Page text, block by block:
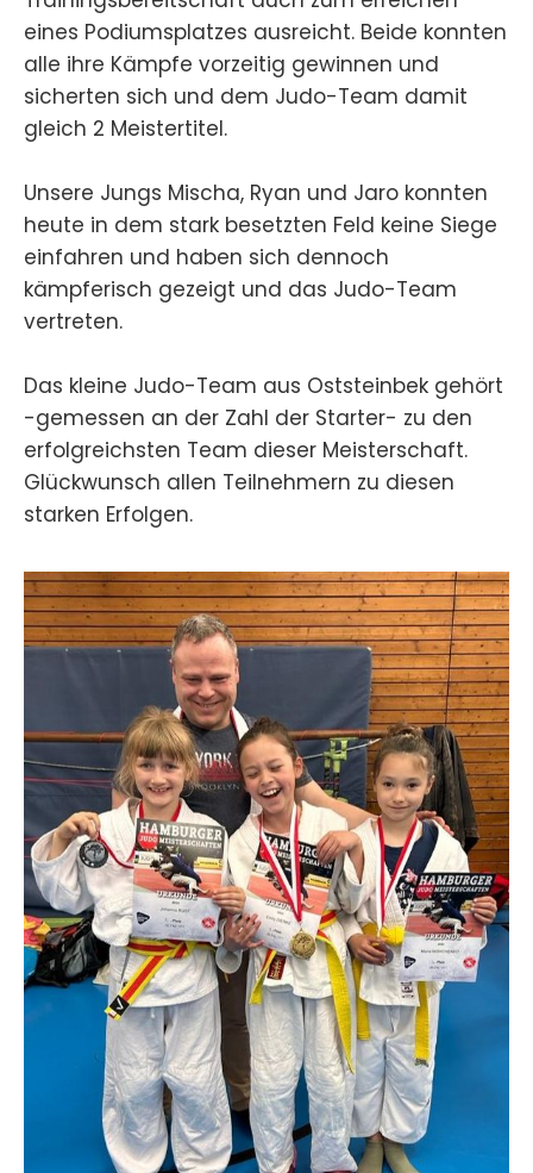
eines Podiumsplatzes ausreicht. Beide konnten
alle ihre Kämpfe vorzeitig gewinnen und
sicherten sich und dem Judo-Team damit
gleich 2 Meistertitel.
Unsere Jungs Mischa, Ryan und Jaro konnten
heute in dem stark besetzten Feld keine Siege
einfahren und haben sich dennoch
kämpferisch gezeigt und das Judo-Team
vertreten.
Das kleine Judo-Team aus Oststeinbek gehört
-gemessen an der Zahl der Starter- zu den
erfolgreichsten Team dieser Meisterschaft.
Glückwunsch allen Teilnehmern zu diesen
starken Erfolgen.